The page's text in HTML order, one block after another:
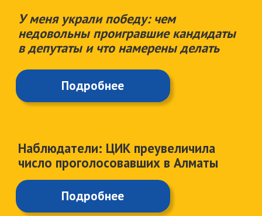
тренингов были права человека,
проблема буллинга и последствия
наркотической зависимости, а также
гражданская активность молодежи.
Также в рамках проекта к Всемирному
дню прав человека участники раздали
брошюры о правах человека300
студентам. В завершение проекта прошла
образования.